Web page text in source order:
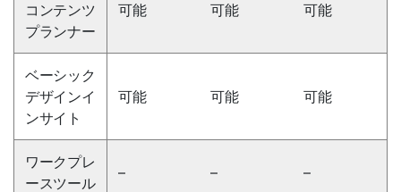
コンテンツ
プランナー
可能 可能 可能
ベーシック
デザインイ
ンサイト
可能 可能 可能
ワークプレ
ースツール
– – –